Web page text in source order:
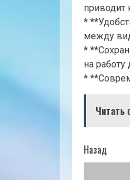
*
между
*
на работу
*
Читать
Назад